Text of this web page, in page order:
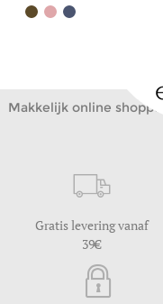
Makkelijk online shoppen
Gratis levering vanaf
39